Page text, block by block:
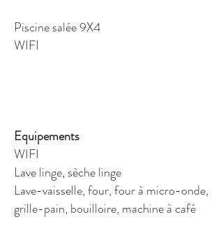
Piscine salée 9X4
WIFI
Equipements
WIFI
Lave linge, sèche linge
Lave-vaisselle, four, four à micro-onde,
grille-pain, bouilloire, machine à café